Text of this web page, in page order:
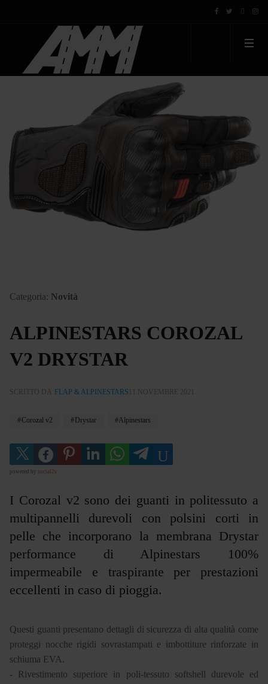
Categoria: Novità
ALPINESTARS COROZAL
V2 DRYSTAR
SCRITTO DA FLAP & ALPINESTARS 11 NOVEMBRE 2021
Corozal v2 Drystar Alpinestars
powered by social2s
I Corozal v2 sono dei guanti in politessuto a
multipannelli durevoli con polsini corti in
pelle che incorporano la membrana Drystar
performance di Alpinestars 100%
impermeabile e traspirante per prestazioni
eccellenti in caso di pioggia.
Questi guanti presentano dettagli di sicurezza di alta qualità come
proteggi nocche rigidi sovrastampati e imbottiture rinforzate in
schiuma EVA.
- Rivestimento superiore in poli-tessuto softshell durevole ed